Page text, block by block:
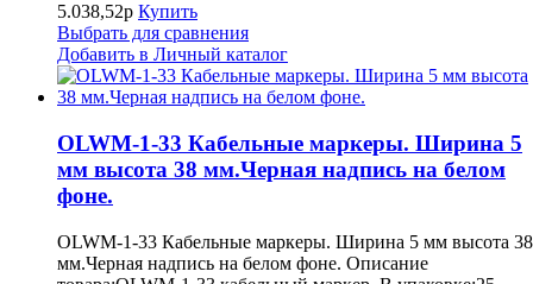
5.038,52р Купить
Выбрать для сравнения
Добавить в Личный каталог
OLWM-1-33 Кабельные маркеры. Ширина 5
мм высота 38 мм.Черная надпись на белом
фоне.
OLWM-1-33 Кабельные маркеры. Ширина 5 мм высота 38
мм.Черная надпись на белом фоне. Описание